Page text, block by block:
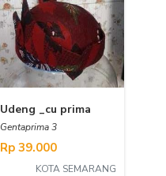
Udeng _cu prima
Gentaprima 3
Rp 39.000
KOTA SEMARANG